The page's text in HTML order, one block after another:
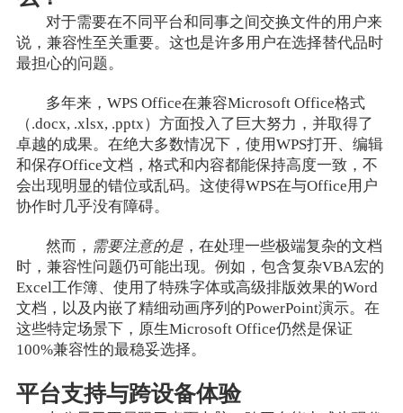
对于需要在不同平台和同事之间交换文件的用户来
说，兼容性至关重要。这也是许多用户在选择替代品时
最担心的问题。
多年来，WPS Office在兼容Microsoft Office格式
（.docx, .xlsx, .pptx）方面投入了巨大努力，并取得了
卓越的成果。在绝大多数情况下，使用WPS打开、编辑
和保存Office文档，格式和内容都能保持高度一致，不
会出现明显的错位或乱码。这使得WPS在与Office用户
协作时几乎没有障碍。
然而， 需要注意的是 ，在处理一些极端复杂的文档
时，兼容性问题仍可能出现。例如，包含复杂VBA宏的
Excel工作簿、使用了特殊字体或高级排版效果的Word
文档，以及内嵌了精细动画序列的PowerPoint演示。在
这些特定场景下，原生Microsoft Office仍然是保证
100%兼容性的最稳妥选择。
平台支持与跨设备体验